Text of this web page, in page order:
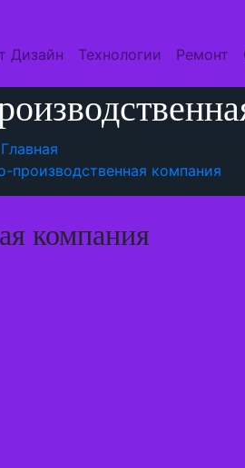
Дизайн Технологии Ремонт
Главная
производственная компания
компания